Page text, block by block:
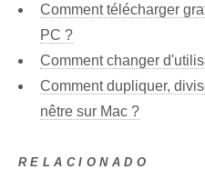
Comment télécharger
PC ?
Comment changer
Comment dupliquer,
nêtre sur Mac ?
RELACIONADO